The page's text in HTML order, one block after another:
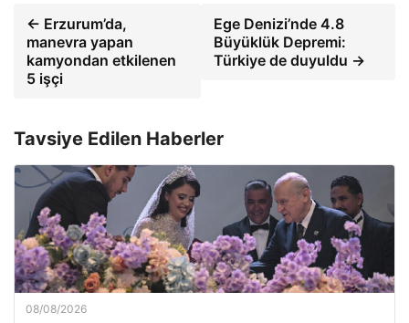
← Erzurum’da,
manevra yapan
kamyondan etkilenen
5 işçi
Ege Denizi’nde 4.8
Büyüklük Depremi:
Türkiye de duyuldu →
Tavsiye Edilen Haberler
08/08/2026